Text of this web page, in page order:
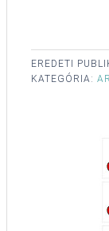
EREDETI
KATEGÓRIA: